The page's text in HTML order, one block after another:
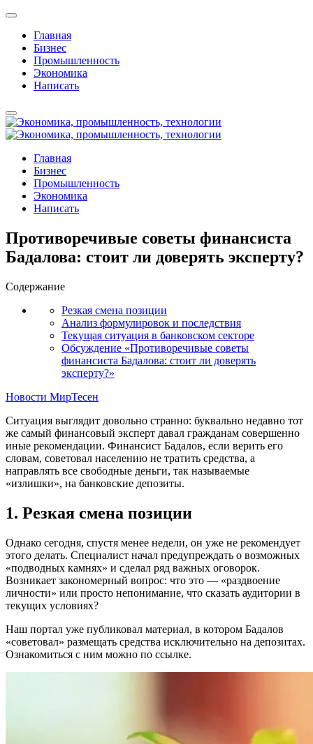
Главная
Бизнес
Промышленность
Экономика
Написать
Главная
Бизнес
Промышленность
Экономика
Написать
Противоречивые советы финансиста
Бадалова: стоит ли доверять эксперту?
Содержание
Резкая смена позиции
Анализ формулировок и последствия
Текущая ситуация в банковском секторе
Обсуждение «Противоречивые советы
финансиста Бадалова: стоит ли доверять
эксперту?»
Новости МирТесен
Ситуация выглядит довольно странно: буквально недавно тот
же самый финансовый эксперт давал гражданам совершенно
иные рекомендации. Финансист Бадалов, если верить его
словам, советовал населению не тратить средства, а
направлять все свободные деньги, так называемые
«излишки», на банковские депозиты.
1. Резкая смена позиции
Однако сегодня, спустя менее недели, он уже не рекомендует
этого делать. Специалист начал предупреждать о возможных
«подводных камнях» и сделал ряд важных оговорок.
Возникает закономерный вопрос: что это — «раздвоение
личности» или просто непонимание, что сказать аудитории в
текущих условиях?
Наш портал уже публиковал материал, в котором Бадалов
«советовал» размещать средства исключительно на депозитах.
Ознакомиться с ним можно по ссылке.